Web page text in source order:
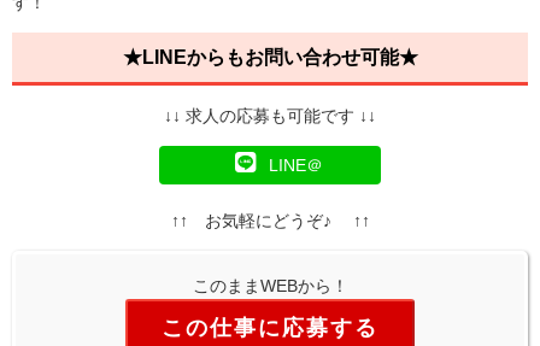
★LINEからもお問い合わせ可能★
↓↓ 求人の応募も可能です ↓↓
LINE＠
↑↑ お気軽にどうぞ♪ ↑↑
このままWEBから！
この仕事に応募する